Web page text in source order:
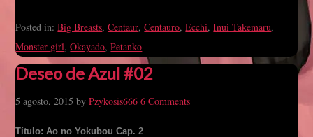
Posted in:Big Breasts,Centaur,Centauro,Ecchi,Inui Takemaru,
Monster girl,Okayado,Petanko
Deseo de Azul #02
5 agosto, 2015 byPzykosis666 6 Comments
Título: Ao no Yokubou Cap. 2